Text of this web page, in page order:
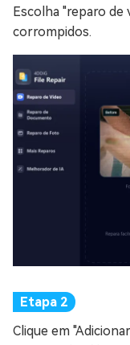
Escolha "reparo de
corrompidos.
Clique em